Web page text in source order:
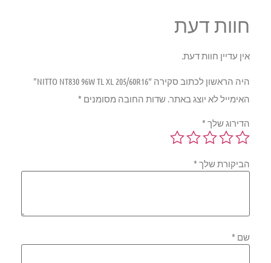
חוות דעת
אין עדיין חוות דעת.
היה הראשון לכתוב סקירה “NITTO NT830 96W TL XL 205/60R16”
האימייל לא יוצג באתר.שדות החובה מסומנים*
הדירוג שלך*
הביקורת שלך*
שם*